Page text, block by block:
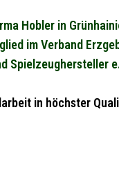
Hobler in
im Verband
Spielzeughersteller
in höchster